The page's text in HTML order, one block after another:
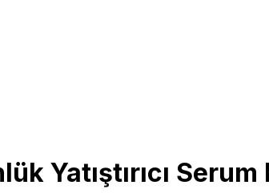
Yatıştırıcı Serum